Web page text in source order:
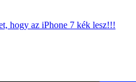
hogy az iPhone 7 kék lesz!!!